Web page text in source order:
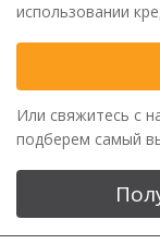
использовании
Или свяжитесь с
подберем самый